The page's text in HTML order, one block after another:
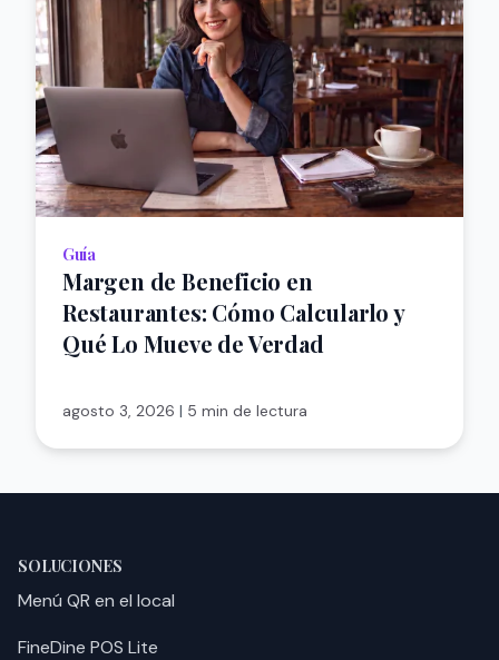
Guía
Margen de Beneficio en
Restaurantes: Cómo Calcularlo y
Qué Lo Mueve de Verdad
agosto 3, 2026 | 5 min de lectura
SOLUCIONES
Menú QR en el local
FineDine POS Lite